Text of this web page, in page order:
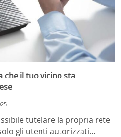
che il tuo vicino sta
tutelare la propria rete
gli utenti autorizzati…